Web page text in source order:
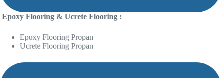
Epoxy Flooring & Ucrete Flooring :
Epoxy Flooring Propan
Ucrete Flooring Propan